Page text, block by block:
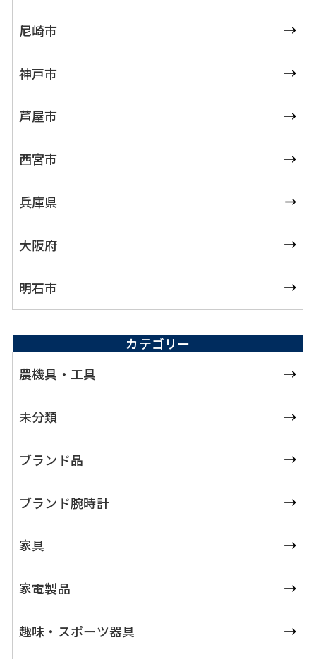
尼崎市
神戸市
芦屋市
西宮市
兵庫県
大阪府
明石市
カテゴリー
農機具・工具
未分類
ブランド品
ブランド腕時計
家具
家電製品
趣味・スポーツ器具